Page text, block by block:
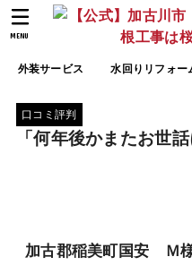
外装サービス 水回りリフォー
MENU
口コミ評判
「何年後かまたお世
加古郡稲美町国安 Ｍ